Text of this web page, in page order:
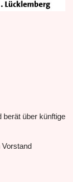
berät über künftige